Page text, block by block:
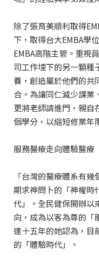
除了張育美順利取得
下，取得台大EMBA學
EMBA高階主管。重視
司工作埋下的另一顆種
養，創造屬於他們的共
合。為讓同仁減少課業
更將老師請進門，親自
個學分，以縮短修業年
服務醫療走向體驗醫療
「台灣的醫療體系有
期求神問卜的「神權時
代」。全民健保開辦以
向，成為以客為尊的「
達十五年的她認為，目
的「體驗時代」。